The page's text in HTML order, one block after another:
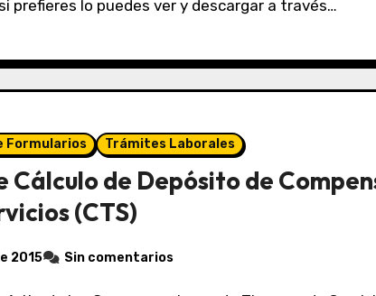
prefieres lo puedes ver y descargar a través…
Formularios Trámites Laborales
Cálculo de Depósito de
(CTS)
2015 Sin comentarios